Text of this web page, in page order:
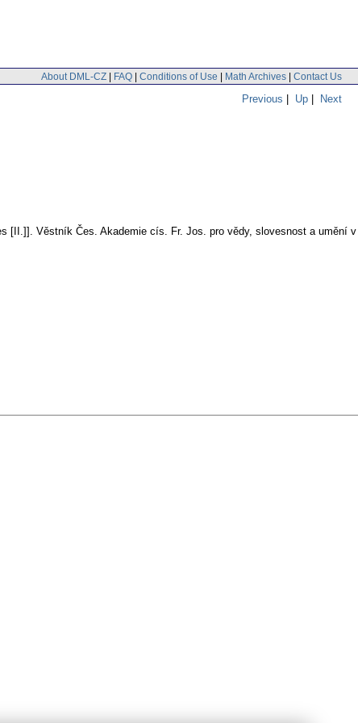
About DML-CZ | FAQ | Conditions of Use | Math Archives | Contact Us
Previous | Up | Next
[II.]]. Věstník Čes. Akademie cís. Fr. Jos. pro vědy, slovesnost a umění v